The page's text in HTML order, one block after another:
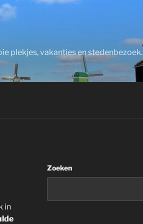
plekjes, vakanties en stedenbezoek.
in
Zoeken